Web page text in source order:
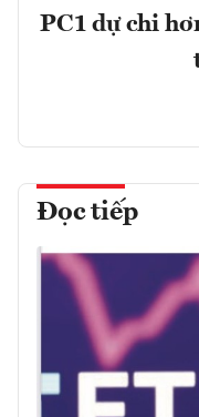
PC1 dự chi
Đọc tiếp